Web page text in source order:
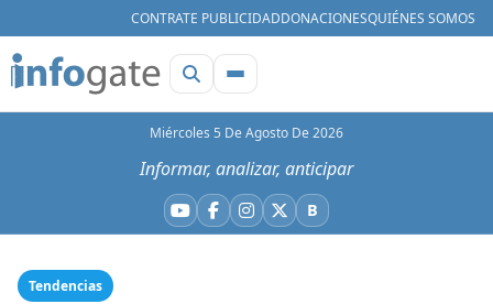
CONTRATE PUBLICIDADDONACIONESQUIÉNES SOMOS
Miércoles 5 De Agosto De 2026
Informar, analizar, anticipar
YouTube
Facebook
Instagram
X BBluesky
Tendencias